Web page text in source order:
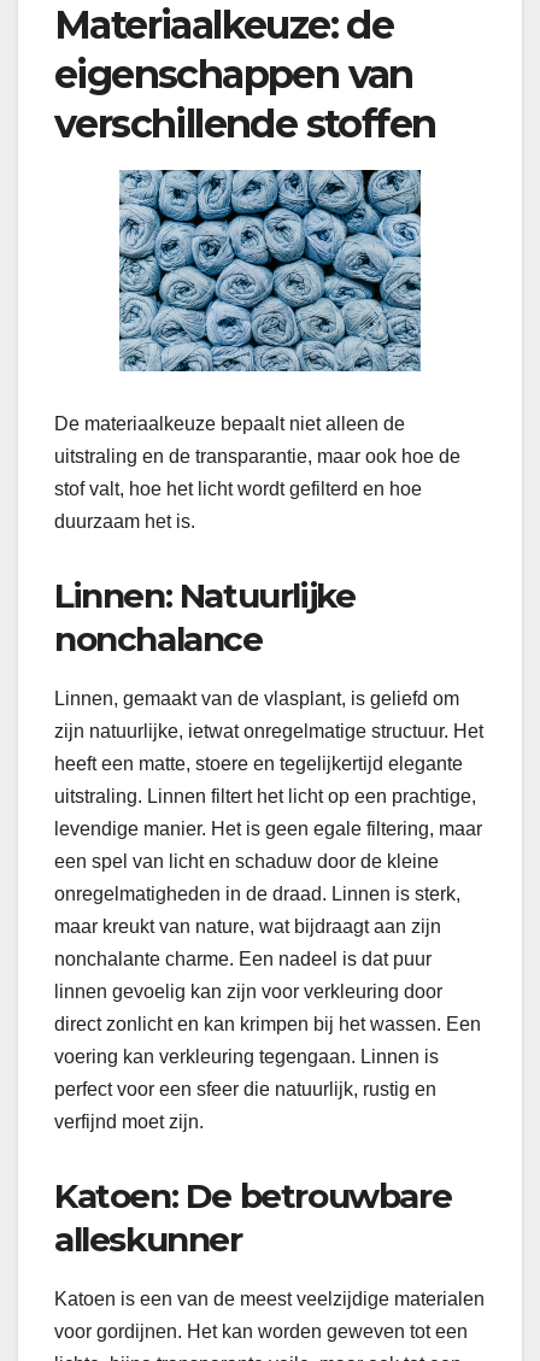
Materiaalkeuze: de
eigenschappen van
verschillende stoffen
De materiaalkeuze bepaalt niet alleen de
uitstraling en de transparantie, maar ook hoe de
stof valt, hoe het licht wordt gefilterd en hoe
duurzaam het is.
Linnen: Natuurlijke
nonchalance
Linnen, gemaakt van de vlasplant, is geliefd om
zijn natuurlijke, ietwat onregelmatige structuur. Het
heeft een matte, stoere en tegelijkertijd elegante
uitstraling. Linnen filtert het licht op een prachtige,
levendige manier. Het is geen egale filtering, maar
een spel van licht en schaduw door de kleine
onregelmatigheden in de draad. Linnen is sterk,
maar kreukt van nature, wat bijdraagt aan zijn
nonchalante charme. Een nadeel is dat puur
linnen gevoelig kan zijn voor verkleuring door
direct zonlicht en kan krimpen bij het wassen. Een
voering kan verkleuring tegengaan. Linnen is
perfect voor een sfeer die natuurlijk, rustig en
verfijnd moet zijn.
Katoen: De betrouwbare
alleskunner
Katoen is een van de meest veelzijdige materialen
voor gordijnen. Het kan worden geweven tot een